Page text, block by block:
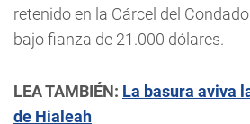
retenido en la Cárcel del
bajo fianza de 21.000 dólares.
LEA TAMBIÉN: La basura aviva
de Hialeah